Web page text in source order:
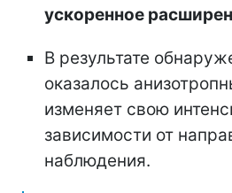
ускоренное
В результате
оказалось
изменяет свою
зависимости от
наблюдения.